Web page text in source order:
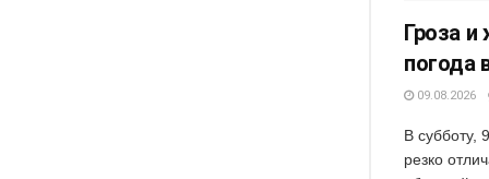
Гроза и
погода
09.08.2026
В субботу,
резко